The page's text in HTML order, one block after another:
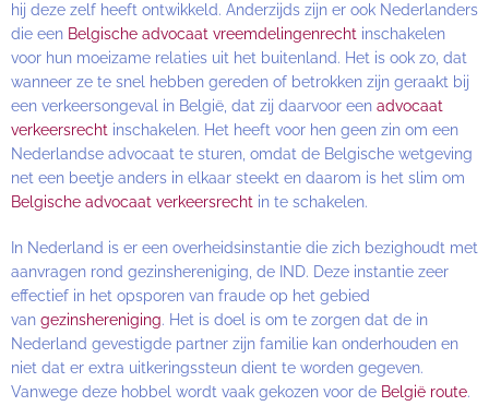
hij deze zelf heeft ontwikkeld. Anderzijds zijn er ook Nederlanders
die een Belgische advocaat vreemdelingenrecht inschakelen
voor hun moeizame relaties uit het buitenland. Het is ook zo, dat
wanneer ze te snel hebben gereden of betrokken zijn geraakt bij
een verkeersongeval in België, dat zij daarvoor een advocaat
verkeersrecht inschakelen. Het heeft voor hen geen zin om een
Nederlandse advocaat te sturen, omdat de Belgische wetgeving
net een beetje anders in elkaar steekt en daarom is het slim om
Belgische advocaat verkeersrecht in te schakelen.
In Nederland is er een overheidsinstantie die zich bezighoudt met
aanvragen rond gezinshereniging, de IND. Deze instantie zeer
effectief in het opsporen van fraude op het gebied
van gezinshereniging. Het is doel is om te zorgen dat de in
Nederland gevestigde partner zijn familie kan onderhouden en
niet dat er extra uitkeringssteun dient te worden gegeven.
Vanwege deze hobbel wordt vaak gekozen voor de België route.